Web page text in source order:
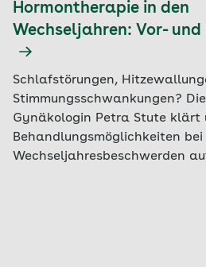
Hormontherapie in den
Wechseljahren: Vor-
Schlafstörungen,
Stimmungsschwankungen? Die
Gynäkologin Petra Stute klärt
Behandlungsmöglichkeiten bei
Wechseljahresbeschwerden